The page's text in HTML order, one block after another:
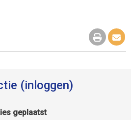
(inloggen)
geplaatst